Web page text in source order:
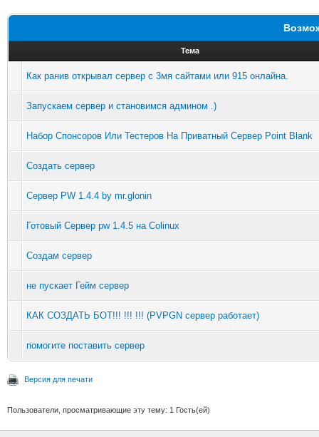
Тема
Как ранив открывал сервер с 3мя сайтами или 915 онлайна.
Запускаем сервер и становимся админом .)
Набор Спонсоров Или Тестеров На Приватный Сервер Point Blank
Создать сервер
Сервер PW 1.4.4 by mr.glonin
Готовый Сервер pw 1.4.5 на Colinux
Создам сервер
не пускает Гейм сервер
КАК СОЗДАТЬ БОТ!!! !!! !!! (PVPGN сервер работает)
помогите поставить сервер
Версия для печати
Пользователи, просматривающие эту тему: 1 Гость(ей)